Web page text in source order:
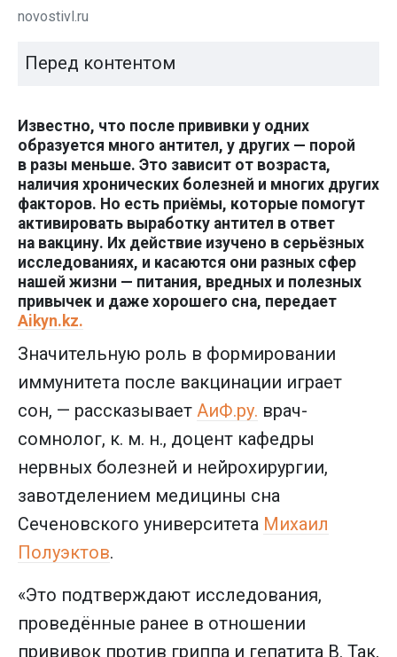
novostivl.ru
Перед контентом
Известно, что после прививки у одних
образуется много антител, у других — порой
в разы меньше. Это зависит от возраста,
наличия хронических болезней и многих других
факторов. Но есть приёмы, которые помогут
активировать выработку антител в ответ
на вакцину. Их действие изучено в серьёзных
исследованиях, и касаются они разных сфер
нашей жизни — питания, вредных и полезных
привычек и даже хорошего сна, передает
Aikyn.kz.
Значительную роль в формировании
иммунитета после вакцинации играет
сон, — рассказывает АиФ.ру. врач-
сомнолог, к. м. н., доцент кафедры
нервных болезней и нейрохирургии,
завотделением медицины сна
Сеченовского университета Михаил
Полуэктов.
«Это подтверждают исследования,
проведённые ранее в отношении
прививок против гриппа и гепатита В. Так,